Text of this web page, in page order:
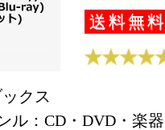
送料無料
クス
ル：CD・DVD・楽器